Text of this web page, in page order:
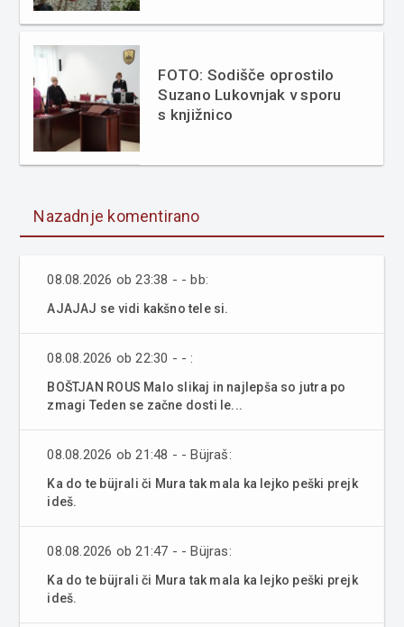
FOTO: Sodišče oprostilo
Suzano Lukovnjak v sporu
s knjižnico
Nazadnje komentirano
08.08.2026 ob 23:38 - - bb:
AJAJAJ se vidi kakšno tele si.
08.08.2026 ob 22:30 - - :
BOŠTJAN ROUS Malo slikaj in najlepša so jutra po
zmagi Teden se začne dosti le...
08.08.2026 ob 21:48 - - Büjraš:
Ka do te büjrali či Mura tak mala ka lejko peški prejk
ideš.
08.08.2026 ob 21:47 - - Büjras:
Ka do te büjrali či Mura tak mala ka lejko peški prejk
ideš.